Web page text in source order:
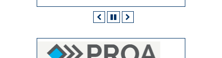
AnteriorPausar